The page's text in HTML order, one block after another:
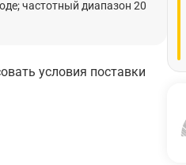
частотный диапазон 20
условия поставки